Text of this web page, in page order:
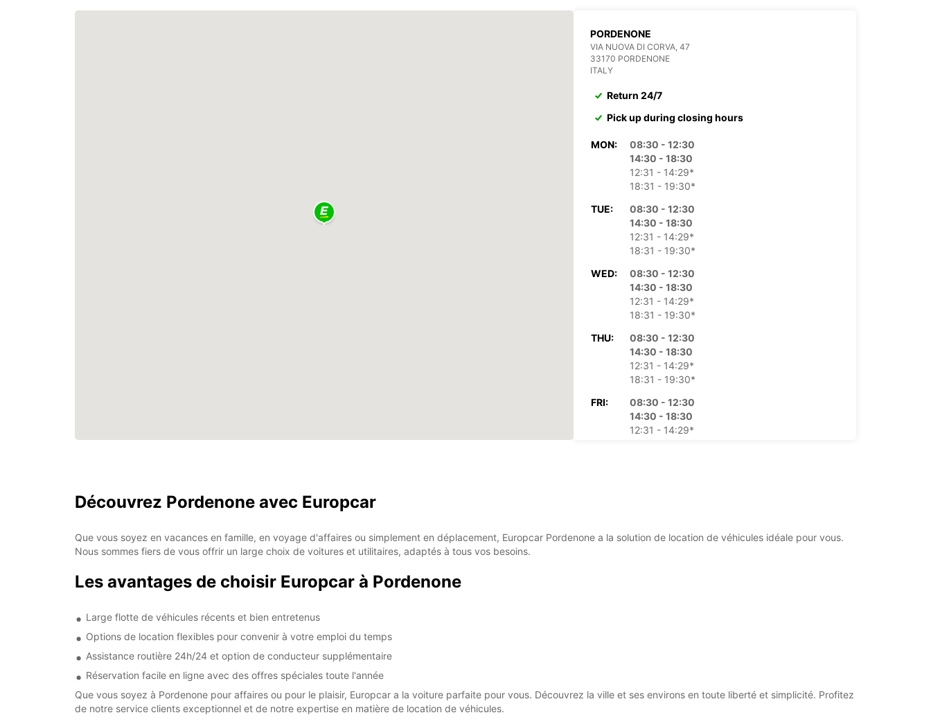
PORDENONE
VIA NUOVA DI CORVA, 47
33170 PORDENONE
ITALY
Return 24/7
Pick up during closing hours
MON:
08:30 - 12:30
14:30 - 18:30
12:31 - 14:29*
18:31 - 19:30*
TUE:
08:30 - 12:30
14:30 - 18:30
12:31 - 14:29*
18:31 - 19:30*
WED:
08:30 - 12:30
14:30 - 18:30
12:31 - 14:29*
18:31 - 19:30*
THU:
08:30 - 12:30
14:30 - 18:30
12:31 - 14:29*
18:31 - 19:30*
FRI:
08:30 - 12:30
14:30 - 18:30
12:31 - 14:29*
These opening hours may vary due to public holidays.
Découvrez Pordenone avec Europcar
Que vous soyez en vacances en famille, en voyage d'affaires ou simplement en déplacement, Europcar Pordenone a la solution de location de véhicules idéale pour vous.
Nous sommes fiers de vous offrir un large choix de voitures et utilitaires, adaptés à tous vos besoins.
Les avantages de choisir Europcar à Pordenone
Large flotte de véhicules récents et bien entretenus
Options de location flexibles pour convenir à votre emploi du temps
Assistance routière 24h/24 et option de conducteur supplémentaire
Réservation facile en ligne avec des offres spéciales toute l'année
Que vous soyez à Pordenone pour affaires ou pour le plaisir, Europcar a la voiture parfaite pour vous. Découvrez la ville et ses environs en toute liberté et simplicité. Profitez
de notre service clients exceptionnel et de notre expertise en matière de location de véhicules.